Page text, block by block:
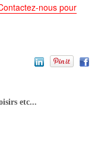
nous pour
etc...